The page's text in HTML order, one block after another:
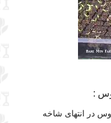
:
در انتهای شاخه